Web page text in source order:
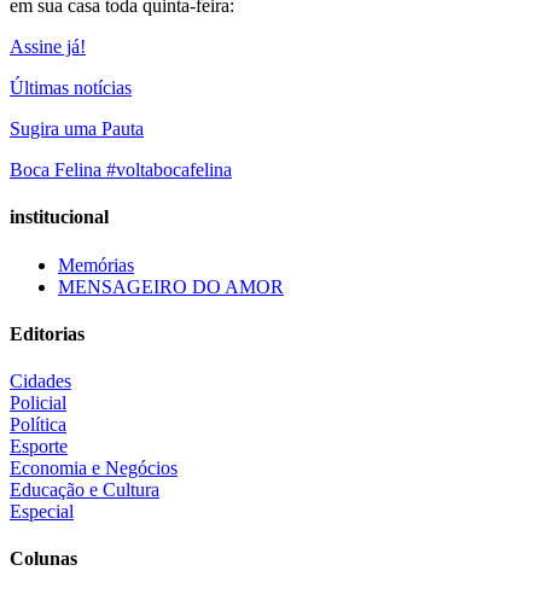
em sua casa toda quinta-feira:
Assine já!
Últimas notícias
Sugira uma Pauta
Boca Felina #voltabocafelina
institucional
Memórias
MENSAGEIRO DO AMOR
Editorias
Cidades
Policial
Política
Esporte
Economia e Negócios
Educação e Cultura
Especial
Colunas